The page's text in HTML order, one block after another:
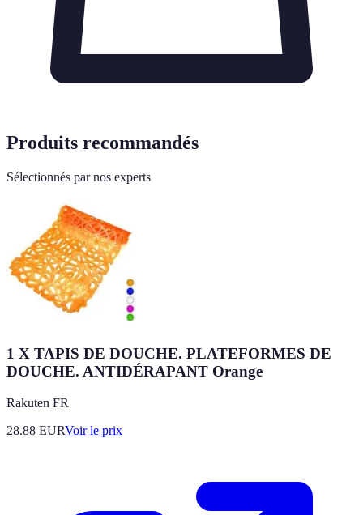
Produits recommandés
Sélectionnés par nos experts
1 X TAPIS DE DOUCHE. PLATEFORMES DE
DOUCHE. ANTIDÉRAPANT Orange
Rakuten FR
28.88 EURVoir le prix